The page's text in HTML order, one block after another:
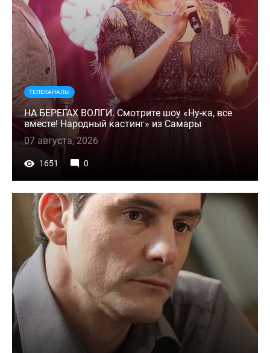
ТЕЛЕКАНАЛЫ
НА БЕРЕГАХ ВОЛГИ. Смотрите шоу «Ну-ка, все
вместе! Народный кастинг» из Самары
07 августа, 2026
1651 0